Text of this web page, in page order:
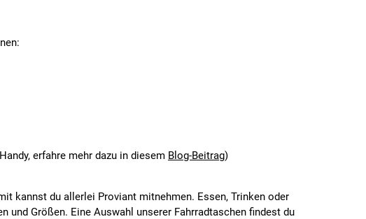
erfahre mehr dazu in diesem Blog-Beitrag)
kannst du allerlei Proviant mitnehmen. Essen, Trinken oder
und Größen. Eine Auswahl unserer Fahrradtaschen findest du